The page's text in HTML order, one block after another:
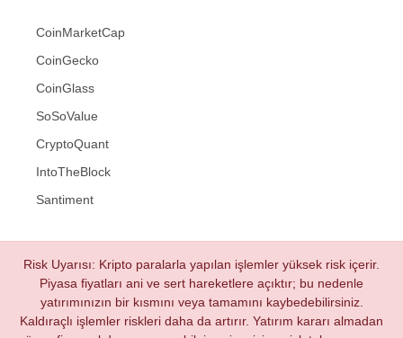
CoinMarketCap
CoinGecko
CoinGlass
SoSoValue
CryptoQuant
IntoTheBlock
Santiment
Risk Uyarısı: Kripto paralarla yapılan işlemler yüksek risk içerir.
Piyasa fiyatları ani ve sert hareketlere açıktır; bu nedenle
yatırımınızın bir kısmını veya tamamını kaybedebilirsiniz.
Kaldıraçlı işlemler riskleri daha da artırır. Yatırım kararı almadan